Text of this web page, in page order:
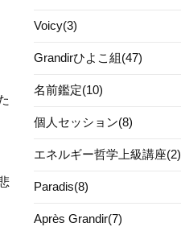
Voicy(3)
Grandirひよこ組(47)
名前鑑定(10)
個人セッション(8)
エネルギー哲学上級講座(2)
Paradis(8)
Après Grandir(7)